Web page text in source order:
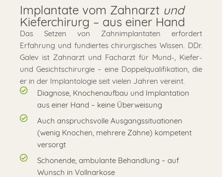
Implantate vom Zahnarzt und
Kieferchirurg – aus einer Hand
Das Setzen von Zahnimplantaten erfordert
Erfahrung und fundiertes chirurgisches Wissen. DDr.
Galev ist Zahnarzt und Facharzt für Mund-, Kiefer-
und Gesichtschirurgie – eine Doppelqualifikation, die
er in der Implantologie seit vielen Jahren vereint.
Diagnose, Knochenaufbau und Implantation
aus einer Hand – keine Überweisung
Auch anspruchsvolle Ausgangssituationen
(wenig Knochen, mehrere Zähne) kompetent
versorgt
Schonende, ambulante Behandlung – auf
Wunsch in Vollnarkose